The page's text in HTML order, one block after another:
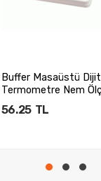
Buffer Masaüstü
Termometre Nem
Saat
56.25 TL